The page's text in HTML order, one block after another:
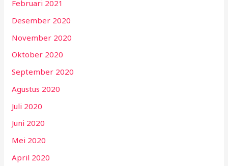
Februari 2021
Desember 2020
November 2020
Oktober 2020
September 2020
Agustus 2020
Juli 2020
Juni 2020
Mei 2020
April 2020